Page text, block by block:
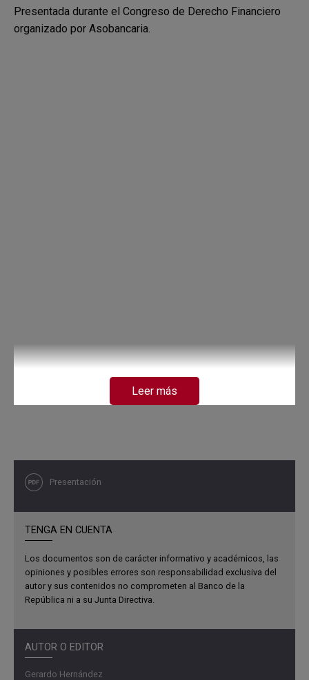
Presentación
TENGA EN CUENTA
Los documentos son de carácter informativo y académicos, las
opiniones y posibles errores son responsabilidad exclusiva del
autor y sus contenidos no comprometen al Banco de la
República ni a su Junta Directiva.
AUTOR O EDITOR
Gerardo Hernández
Presentada durante el Congreso de Derecho Financiero
organizado por Asobancaria.
Leer más